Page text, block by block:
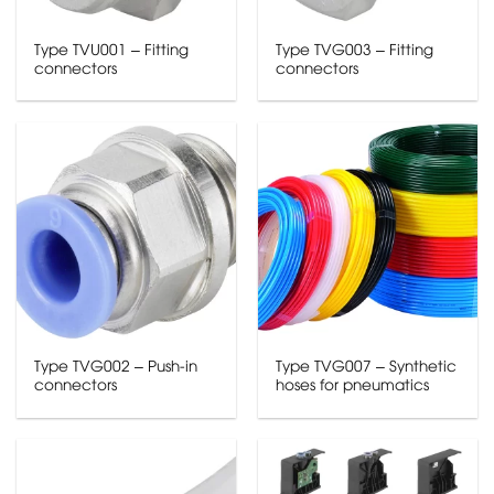
Type TVU001 – Fitting
connectors
Type TVG003 – Fitting
connectors
Type TVG002 – Push-in
connectors
Type TVG007 – Synthetic
hoses for pneumatics